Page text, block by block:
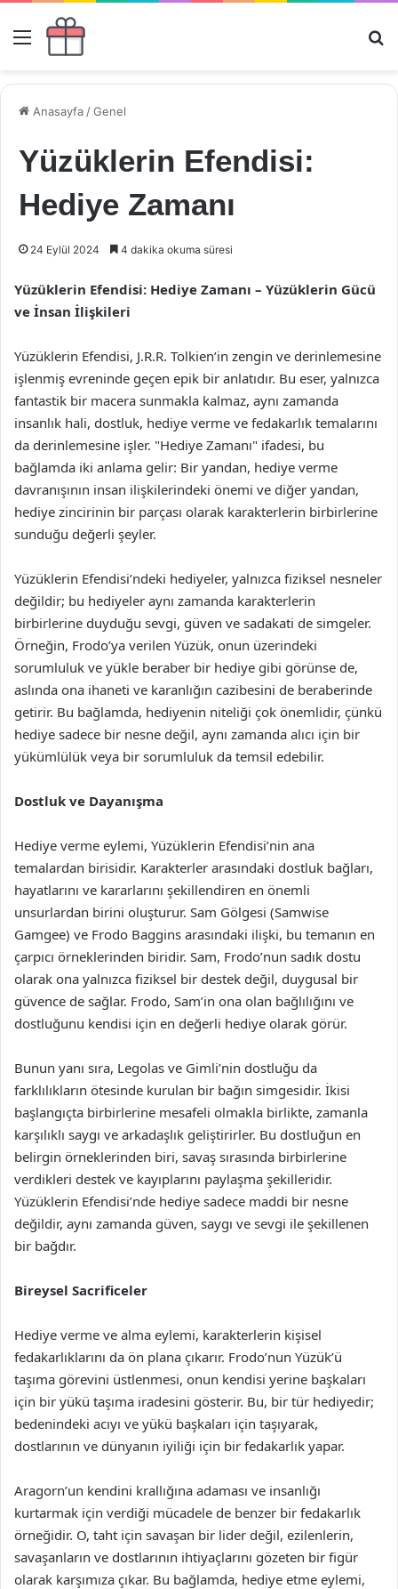
Menü
Anasayfa /Genel
Yüzüklerin Efendisi:
Hediye Zamanı
24 Eylül 2024 4 dakika okuma süresi
Yüzüklerin Efendisi: Hediye Zamanı – Yüzüklerin Gücü
ve İnsan İlişkileri
Yüzüklerin Efendisi, J.R.R. Tolkien’in zengin ve derinlemesine
işlenmiş evreninde geçen epik bir anlatıdır. Bu eser, yalnızca
fantastik bir macera sunmakla kalmaz, aynı zamanda
insanlık hali, dostluk, hediye verme ve fedakarlık temalarını
da derinlemesine işler. "Hediye Zamanı" ifadesi, bu
bağlamda iki anlama gelir: Bir yandan, hediye verme
davranışının insan ilişkilerindeki önemi ve diğer yandan,
hediye zincirinin bir parçası olarak karakterlerin birbirlerine
sunduğu değerli şeyler.
Yüzüklerin Efendisi’ndeki hediyeler, yalnızca fiziksel nesneler
değildir; bu hediyeler aynı zamanda karakterlerin
birbirlerine duyduğu sevgi, güven ve sadakati de simgeler.
Örneğin, Frodo’ya verilen Yüzük, onun üzerindeki
sorumluluk ve yükle beraber bir hediye gibi görünse de,
aslında ona ihaneti ve karanlığın cazibesini de beraberinde
getirir. Bu bağlamda, hediyenin niteliği çok önemlidir, çünkü
hediye sadece bir nesne değil, aynı zamanda alıcı için bir
yükümlülük veya bir sorumluluk da temsil edebilir.
Dostluk ve Dayanışma
Hediye verme eylemi, Yüzüklerin Efendisi’nin ana
temalardan birisidir. Karakterler arasındaki dostluk bağları,
hayatlarını ve kararlarını şekillendiren en önemli
unsurlardan birini oluşturur. Sam Gölgesi (Samwise
Gamgee) ve Frodo Baggins arasındaki ilişki, bu temanın en
çarpıcı örneklerinden biridir. Sam, Frodo’nun sadık dostu
olarak ona yalnızca fiziksel bir destek değil, duygusal bir
güvence de sağlar. Frodo, Sam’in ona olan bağlılığını ve
dostluğunu kendisi için en değerli hediye olarak görür.
Bunun yanı sıra, Legolas ve Gimli’nin dostluğu da
farklılıkların ötesinde kurulan bir bağın simgesidir. İkisi
başlangıçta birbirlerine mesafeli olmakla birlikte, zamanla
karşılıklı saygı ve arkadaşlık geliştirirler. Bu dostluğun en
belirgin örneklerinden biri, savaş sırasında birbirlerine
verdikleri destek ve kayıplarını paylaşma şekilleridir.
Yüzüklerin Efendisi’nde hediye sadece maddi bir nesne
değildir, aynı zamanda güven, saygı ve sevgi ile şekillenen
bir bağdır.
Bireysel Sacrificeler
Hediye verme ve alma eylemi, karakterlerin kişisel
fedakarlıklarını da ön plana çıkarır. Frodo’nun Yüzük’ü
taşıma görevini üstlenmesi, onun kendisi yerine başkaları
için bir yükü taşıma iradesini gösterir. Bu, bir tür hediyedir;
bedenindeki acıyı ve yükü başkaları için taşıyarak,
dostlarının ve dünyanın iyiliği için bir fedakarlık yapar.
Aragorn’un kendini krallığına adaması ve insanlığı
kurtarmak için verdiği mücadele de benzer bir fedakarlık
örneğidir. O, taht için savaşan bir lider değil, ezilenlerin,
savaşanların ve dostlarının ihtiyaçlarını gözeten bir figür
olarak karşımıza çıkar. Bu bağlamda, hediye etme eylemi,